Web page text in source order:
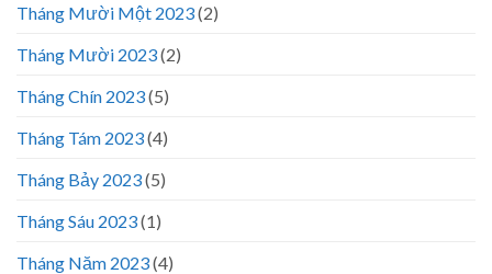
Tháng Mười Một 2023(2)
Tháng Mười 2023(2)
Tháng Chín 2023(5)
Tháng Tám 2023(4)
Tháng Bảy 2023(5)
Tháng Sáu 2023(1)
Tháng Năm 2023(4)